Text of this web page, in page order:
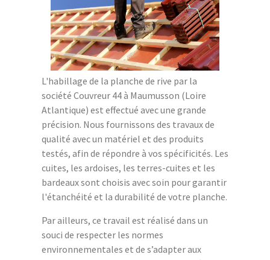
L'habillage de la planche de rive par la
société Couvreur 44 à Maumusson (Loire
Atlantique) est effectué avec une grande
précision. Nous fournissons des travaux de
qualité avec un matériel et des produits
testés, afin de répondre à vos spécificités. Les
cuites, les ardoises, les terres-cuites et les
bardeaux sont choisis avec soin pour garantir
l'étanchéité et la durabilité de votre planche.
Par ailleurs, ce travail est réalisé dans un
souci de respecter les normes
environnementales et de s’adapter aux